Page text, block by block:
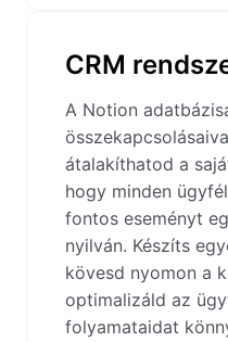
CRM
A Notion
átalakíthatod a
hogy minden
fontos eseményt
nyilván. Készíts
kövesd nyomon a
optimalizáld az
folyamataidat